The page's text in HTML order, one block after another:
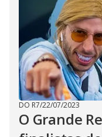
DO R7/22/07/2023
O Grande